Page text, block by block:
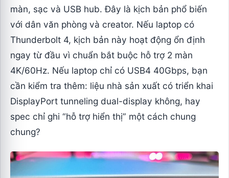
màn, sạc và USB hub. Đây là kịch bản phổ biến
với dân văn phòng và creator. Nếu laptop có
Thunderbolt 4, kịch bản này hoạt động ổn định
ngay từ đầu vì chuẩn bắt buộc hỗ trợ 2 màn
4K/60Hz. Nếu laptop chỉ có USB4 40Gbps, bạn
cần kiểm tra thêm: liệu nhà sản xuất có triển khai
DisplayPort tunneling dual-display không, hay
spec chỉ ghi “hỗ trợ hiển thị” một cách chung
chung?